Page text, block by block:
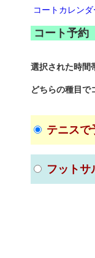
コートカレン
コート予
選択された時間
どちらの種目で
テニスで
フットサ